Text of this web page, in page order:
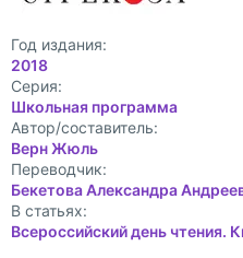
Год издания:
2018
Cерия:
Школьная программа
Автор/составитель:
Верн Жюль
Переводчик:
Бекетова Александра
В статьях:
Всероссийский день чтения.